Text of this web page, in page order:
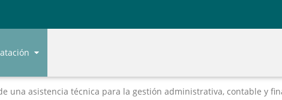
una asistencia técnica para la gestión administrativa, contable y